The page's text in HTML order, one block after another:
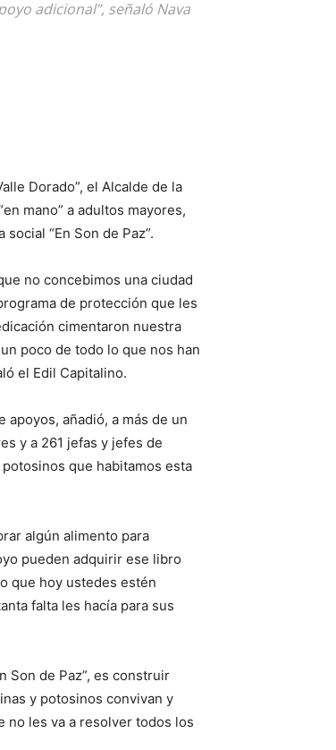
adicional”, señaló Nava
Dorado”, el Alcalde de la
mano” a adultos mayores,
“En Son de Paz”.
no concebimos una ciudad
de protección que les
cimentaron nuestra
poco de todo lo que nos han
el Edil Capitalino.
añadió, a más de un
y a 261 jefas y jefes de
que habitamos esta
algún alimento para
pueden adquirir ese libro
que hoy ustedes estén
falta les hacía para sus
Son de Paz”, es construir
y potosinos convivan y
no les va a resolver todos los